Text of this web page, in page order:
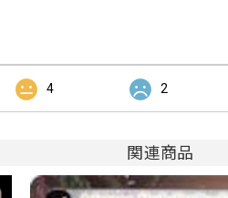
4 2
関連商品